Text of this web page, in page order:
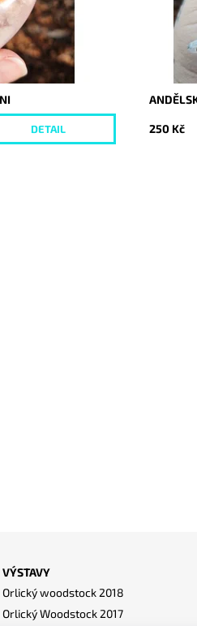
DETAIL 250 Kč
VÝSTAVY
Orlický woodstock 2018
Orlický Woodstock 2017